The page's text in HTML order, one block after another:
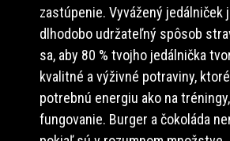
zastúpenie. Vyvážený jedálniček
dlhodobo udržateľný spôsob
sa, aby 80 % tvojho jedálnička
kvalitné a výživné potraviny,
potrebnú energiu ako na
fungovanie. Burger a čokoláda